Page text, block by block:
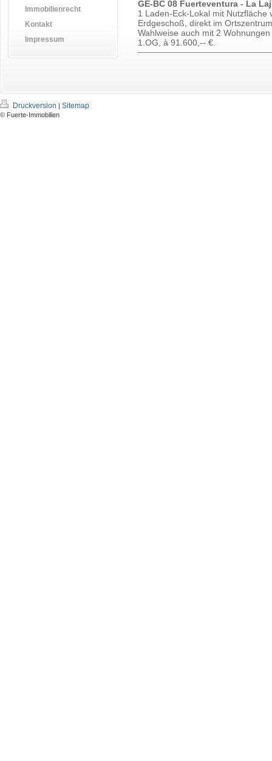
Immobilienrecht
Kontakt
Impressum
GE-BC 08 Fuerteventura - La
1 Laden-Eck-Lokal mit Nutzfläche
Erdgeschoß, direkt im
Wahlweise auch mit 2
1.OG, à 91.600,-- €.
Druckversion | Sitemap
© Fuerte-Immobilien